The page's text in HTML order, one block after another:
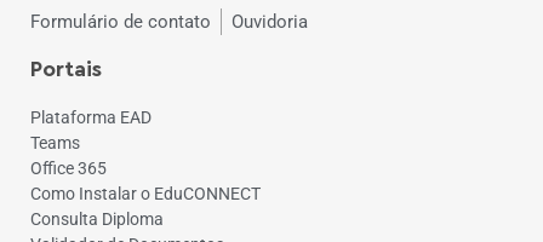
Formulário de contato Ouvidoria
Portais
Plataforma EAD
Teams
Office 365
Como Instalar o EduCONNECT
Consulta Diploma